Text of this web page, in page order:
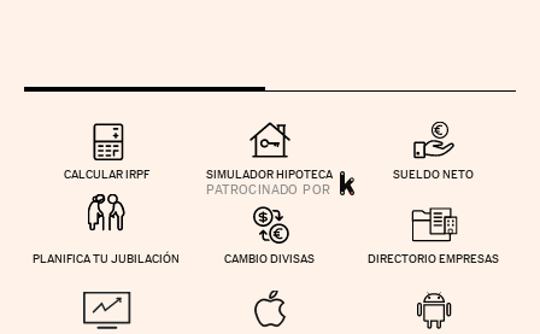
CALCULAR IRPF SIMULADOR HIPOTECA SUELDO NETO
PLANIFICA TU JUBILACIÓN CAMBIO DIVISAS DIRECTORIO EMPRESAS